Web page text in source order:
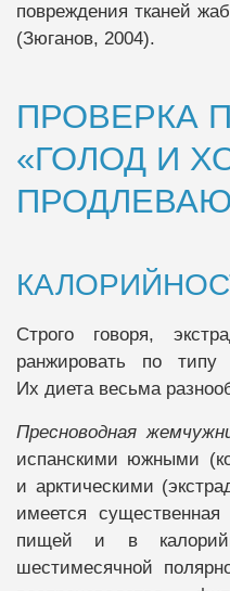
повреждения тканей
(Зюганов, 2004).
ПРОВЕРКА
«ГОЛОД И
Строго говоря,
ранжировать по типу
Их диета весьма
Пресноводная
испанскими южными
и арктическими
имеется
пищей и в
шестимесячной